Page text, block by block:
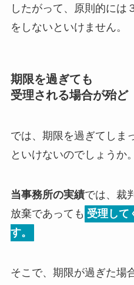
したがって、原則的には
をしないといけません。
期限を過ぎても
受理される場合が殆ど
では、期限を過ぎてしま
といけないのでしょうか。
当事務所の実績では、裁
放棄であっても 受理して
す。
そこで、期限が過ぎた場